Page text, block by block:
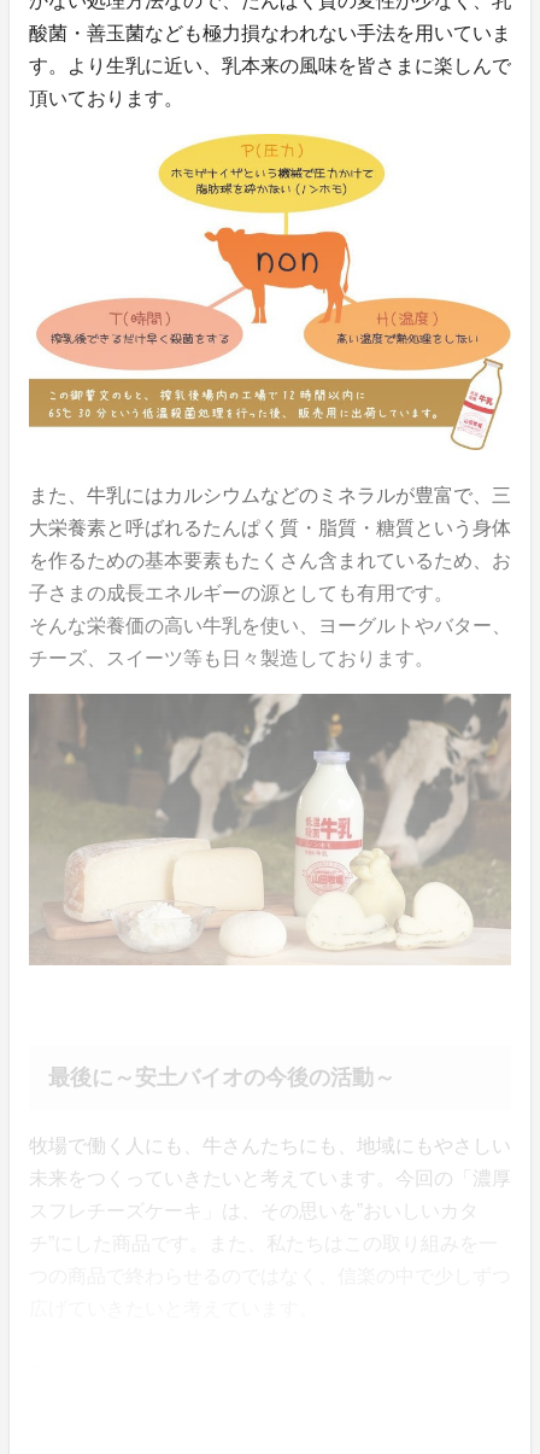
酸菌・善玉菌なども極力損なわれない手法を用いていま
す。より生乳に近い、乳本来の風味を皆さまに楽しんで
頂いております。
また、牛乳にはカルシウムなどのミネラルが豊富で、三
大栄養素と呼ばれるたんぱく質・脂質・糖質という身体
を作るための基本要素もたくさん含まれているため、お
子さまの成長エネルギーの源としても有用です。
そんな栄養価の高い牛乳を使い、ヨーグルトやバター、
チーズ、スイーツ等も日々製造しております。
最後に～安土バイオの今後の活動～
牧場で働く人にも、牛さんたちにも、地域にもやさしい
未来をつくっていきたいと考えています。今回の「濃厚
スフレチーズケーキ」は、その思いを”おいしいカタ